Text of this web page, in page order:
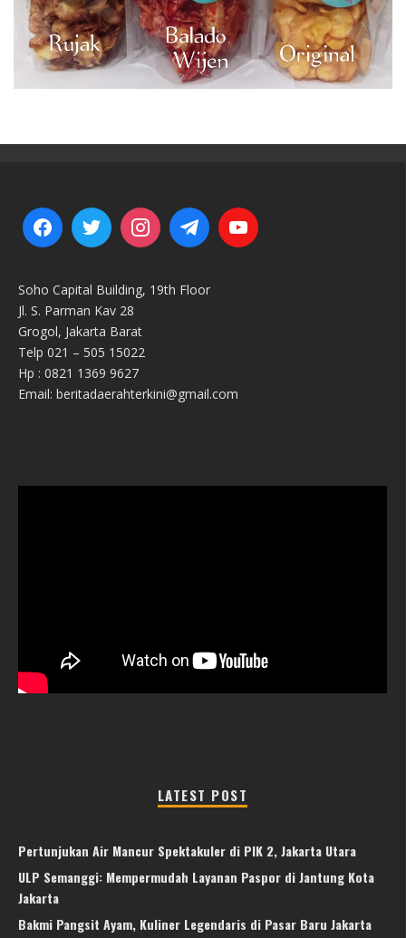
Soho Capital Building, 19th Floor
Jl. S. Parman Kav 28
Grogol, Jakarta Barat
Telp 021 – 505 15022
Hp : 0821 1369 9627
Email: beritadaerahterkini@gmail.com
LATEST POST
Pertunjukan Air Mancur Spektakuler di PIK 2, Jakarta Utara
ULP Semanggi: Mempermudah Layanan Paspor di Jantung Kota
Jakarta
Bakmi Pangsit Ayam, Kuliner Legendaris di Pasar Baru Jakarta